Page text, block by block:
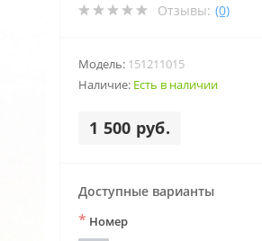
Отзывы: (0)
Модель: 151211015
Наличие: Есть в наличии
1 500 руб.
Доступные варианты
* Номер